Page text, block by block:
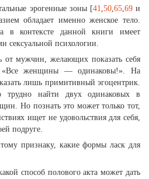
эрогенные зоны [41,50,65,69и
обладает именно женское тело.
в контексте данной книги имеет
сексуальной психологии.
от мужчин, желающих показать себя
«Все женщины — одинаковы!». На
лишь примитивный эгоцентрик.
найти двух одинаковых в
Но познать это может только тот,
ищет не удовольствия для себя,
подруге.
признаку, какие формы ласк для
способ полового акта может дать